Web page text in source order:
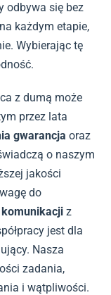
odbywa się bez
każdym etapie,
Wybierając tę
z dumą może
przez lata
gwarancja oraz
o naszym
jakości
do
komunikacji z
jest dla
Nasza
zadania,
i wątpliwości.